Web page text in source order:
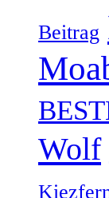
Beitrag
Wolf